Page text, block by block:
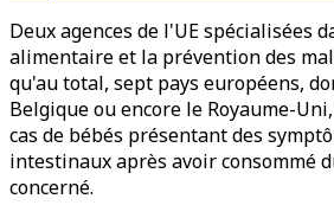
Deux agences de l'UE spécialisées
alimentaire et la prévention des
qu'au total, sept pays européens,
Belgique ou encore le Royaume-
cas de bébés présentant des
intestinaux après avoir consommé
concerné.